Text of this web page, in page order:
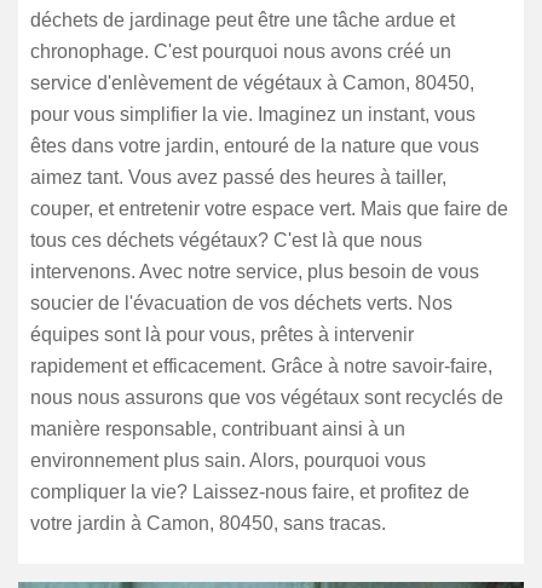
déchets de jardinage peut être une tâche ardue et
chronophage. C'est pourquoi nous avons créé un
service d'enlèvement de végétaux à Camon, 80450,
pour vous simplifier la vie. Imaginez un instant, vous
êtes dans votre jardin, entouré de la nature que vous
aimez tant. Vous avez passé des heures à tailler,
couper, et entretenir votre espace vert. Mais que faire de
tous ces déchets végétaux? C'est là que nous
intervenons. Avec notre service, plus besoin de vous
soucier de l'évacuation de vos déchets verts. Nos
équipes sont là pour vous, prêtes à intervenir
rapidement et efficacement. Grâce à notre savoir-faire,
nous nous assurons que vos végétaux sont recyclés de
manière responsable, contribuant ainsi à un
environnement plus sain. Alors, pourquoi vous
compliquer la vie? Laissez-nous faire, et profitez de
votre jardin à Camon, 80450, sans tracas.